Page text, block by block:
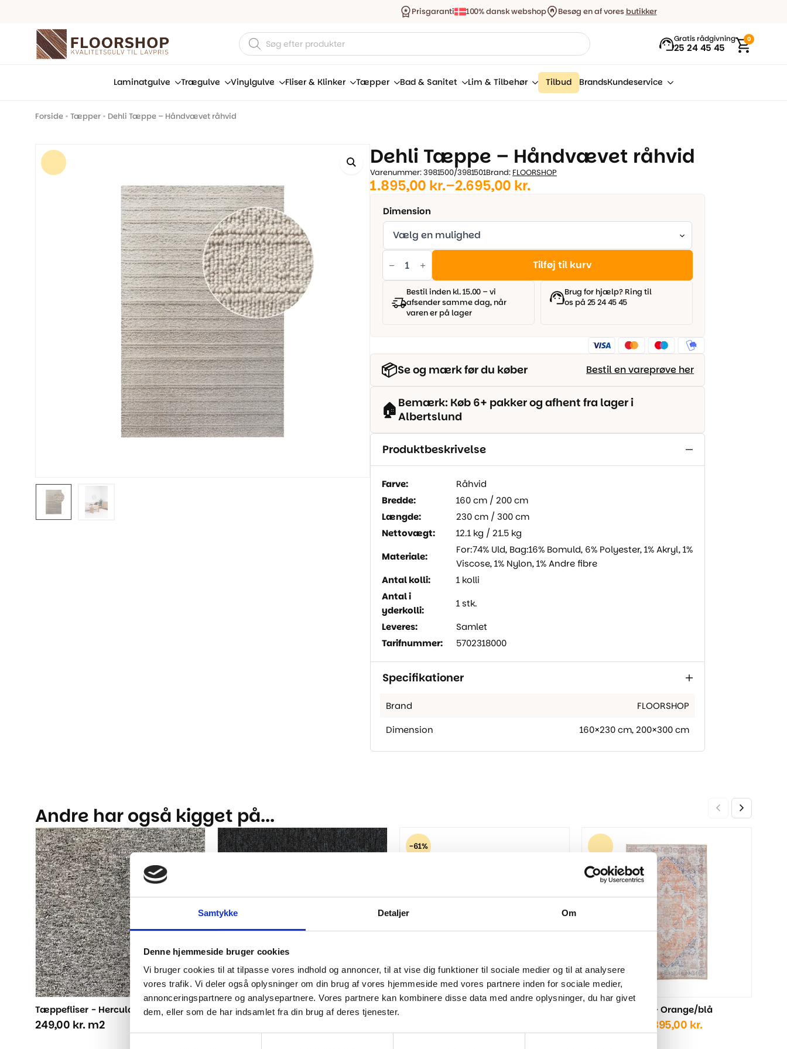
Samtykke Detaljer Om
Denne hjemmeside bruger cookies
Vi bruger cookies til at tilpasse vores indhold og annoncer, til at vise dig funktioner til sociale medier og til at analysere
vores trafik. Vi deler også oplysninger om din brug af vores hjemmeside med vores partnere inden for sociale medier,
annonceringspartnere og analysepartnere. Vores partnere kan kombinere disse data med andre oplysninger, du har givet
dem, eller som de har indsamlet fra din brug af deres tjenester.
Prisgaranti 100% dansk webshop Besøg en af vores butikker
Products
search
Gratis rådgivning
25 24 45 45
0
Laminatgulve Trægulve Vinylgulve Fliser & Klinker Tæpper Bad & Sanitet Lim & Tilbehør Tilbud BrandsKundeservice
Forside • Tæpper • Dehli Tæppe – Håndvævet råhvid
Dehli Tæppe – Håndvævet råhvid
Varenummer: 3981500/3981501Brand: FLOORSHOP
1.895,00 kr.–2.695,00 kr.
Prisinterval:
1.895,00 kr.
2.695,00 kr.
Dimension
Dehli
Tæppe
Håndvævet
råhvid
antal
Tilføj til kurv
Bestil inden kl. 15.00 – vi
afsender samme dag, når
varen er på lager
Brug for hjælp? Ring til
os på 25 24 45 45
📦Se og mærk før du køber Bestil en vareprøve her
🏠 Bemærk: Køb 6+ pakker og afhent fra lager i
Albertslund
Produktbeskrivelse
Farve: Råhvid
Bredde: 160 cm / 200 cm
Længde: 230 cm / 300 cm
Nettovægt: 12.1 kg / 21.5 kg
Materiale:
For:74% Uld, Bag:16% Bomuld, 6% Polyester, 1% Akryl, 1%
Viscose, 1% Nylon, 1% Andre fibre
Antal kolli: 1 kolli
Antal i
yderkolli:
1 stk.
Leveres: Samlet
Tarifnummer: 5702318000
Specifikationer
Brand FLOORSHOP
Dimension 160×230 cm, 200×300 cm
Andre har også kigget på...
Tæppefliser - Hercula Grå
249,00 kr. m2
Tæppefliser - Spectra Antracit
-61%
Den
Den
Havana Tæppe - Orange/blå
1.395,00 kr.